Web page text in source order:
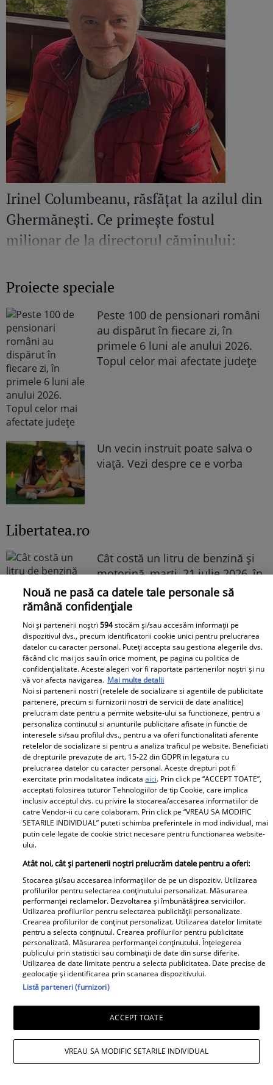
Irinel Columbeanu, răsfățat la azilul din
Ghermănești. Ce primește fostul
milionar de la directorul căminului:
Proiecte speciale
Peste 100 de pensionari români
au dispărut în fiecare zi, în
primele 6 luni ale anului 2026.
Topul celor mai afectate județe
Un vecin instruit poate salva o
viață. Vezi despre ce e vorba
Libertatea.ro
Cât costă un litru de benzină și
motorină, marți, 21 iulie 2026, în
București, Iași, Cluj-Napoca,
Timișoara și Constanța
Avantaje
Ea - 52, el - 29, atât aveau când s-
au îndrăgostit, dar iubirea nu a
rezistat. La 6 luni de la
despărțirea de Octavian Ene, uite
cum a răspuns Daniela Nane la
o întrebare incomodă! ȘAH MAT!
Cabral rupe tăcerea după
divorțul de Andreea Ibacka. „Nu
mi-a convenit să spun asta cu
voce tare. M-a afectat”
Elle
O mai ții minte pe Janine Sârbu?
Nouă ne pasă ca datele tale personale să
rămână confidențiale
Noi și partenerii noștri594stocăm și/sau accesăm informații pe
dispozitivul dvs., precum identificatorii cookie unici pentru prelucrarea
datelor cu caracter personal. Puteți accepta sau gestiona alegerile dvs.
făcând clic mai jos sau în orice moment, pe pagina cu politica de
confidențialitate. Aceste alegeri vor fi raportate partenerilor noștri și nu
vă vor afecta navigarea. Mai multe detalii
Noi si partenerii nostri (retelele de socializare si agentiile de publicitate
partenere, precum si furnizorii nostri de servicii de date analitice)
prelucram date pentru a permite website-ului sa functioneze, pentru a
personaliza continutul si anunturile publicitare afisate in functie de
interesele si/sau profilul dvs., pentru a va oferi functionalitati aferente
retelelor de socializare si pentru a analiza traficul pe website. Beneficiati
de drepturile prevazute de art. 15-22 din GDPR in legatura cu
prelucrarea datelor cu caracter personal. Aceste drepturi pot fi
exercitate prin modalitatea indicataaici. Prin click pe “ACCEPT TOATE”,
acceptati folosirea tuturor Tehnologiilor de tip Cookie, care implica
inclusiv acceptul dvs. cu privire la stocarea/accesarea informatiilor de
catre Vendor-ii cu care colaboram. Prin click pe “VREAU SA MODIFIC
SETARILE INDIVIDUAL” puteti schimba preferintele in mod individual, mai
putin cele legate de cookie strict necesare pentru functionarea website-
ului.
Atât noi, cât și partenerii noștri prelucrăm datele pentru a oferi:
Stocarea și/sau accesarea informațiilor de pe un dispozitiv. Utilizarea
profilurilor pentru selectarea conținutului personalizat. Măsurarea
performanței reclamelor. Dezvoltarea și îmbunătățirea serviciilor.
Utilizarea profilurilor pentru selectarea publicității personalizate.
Crearea profilurilor de conținut personalizat. Utilizarea datelor limitate
pentru a selecta conținutul. Crearea profilurilor pentru publicitate
personalizată. Măsurarea performanței conținutului. Înțelegerea
publicului prin statistici sau combinații de date din surse diferite.
Utilizarea de date limitate pentru a selecta publicitatea. Date precise de
geolocație și identificarea prin scanarea dispozitivului.
Listă parteneri (furnizori)
ACCEPT TOATE
VREAU SA MODIFIC SETARILE INDIVIDUAL